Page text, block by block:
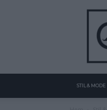
STIL & MODE